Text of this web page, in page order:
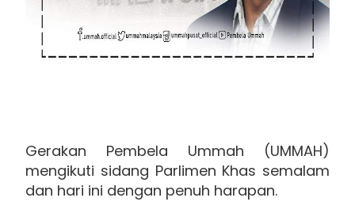
Gerakan Pembela Ummah (UMMAH)
mengikuti sidang Parlimen Khas semalam
dan hari ini dengan penuh harapan.